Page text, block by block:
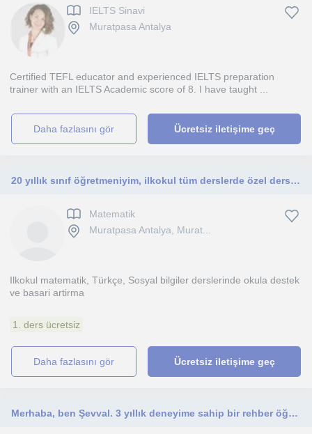
IELTS Sinavi
Muratpasa Antalya
Certified TEFL educator and experienced IELTS preparation
trainer with an IELTS Academic score of 8. I have taught ...
daha fazlasını gör Ücretsiz iletişime geç
20 yıllık sınıf öğretmeniyim, ilkokul tüm derslerde özel ders ile ders başarısının artmasına yardımcı olurum
Matematik
Muratpasa Antalya, Murat...
Ilkokul matematik, Türkçe, Sosyal bilgiler derslerinde okula destek
ve basari artirma
1. ders ücretsiz
daha fazlasını gör Ücretsiz iletişime geç
Merhaba, ben Şevval. 3 yıllık deneyime sahip bir rehber öğretmenim. İlkokul, ortaokul ve lise düzeyindeki öğrencilerle çalışıyorum